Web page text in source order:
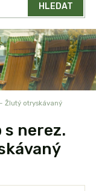
HLEDAT
Žlutý otryskávaný
s nerez.